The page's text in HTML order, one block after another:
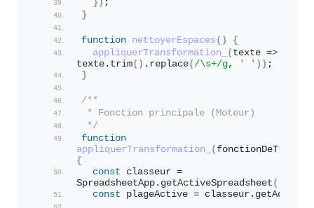
} ) ;
}
function nettoyerEspaces ( )
{
appliquerTransformation_
( texte =>
texte. trim( ) . replace( /\s+/g, ' ' ) ) ;
}
/**
* Fonction principale (Moteur)
*/
function
appliquerTransformation_
(
{
const classeur =
SpreadsheetApp. getActiveSpreadsheet (
const plageActive = classeur.